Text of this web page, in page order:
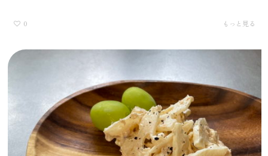
0 もっと見る